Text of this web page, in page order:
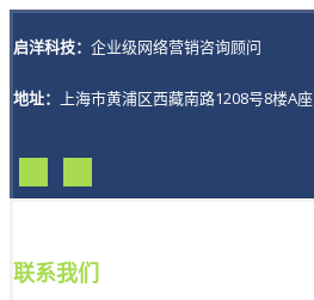
启洋科技： 企业级网络营销咨询顾问
地址： 上海市黄浦区西藏南路1208号8楼A座
联系我们